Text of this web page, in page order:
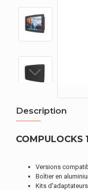
Description
COMPULOCKS
Versions
Boîtier en
Kits